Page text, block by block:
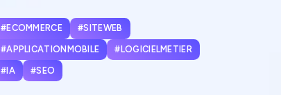
#ECOMMERCE #SITEWEB
#APPLICATIONMOBILE #LOGICIELMETIER
#IA #SEO